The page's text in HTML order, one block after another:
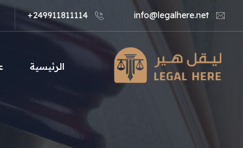
info@legalhere.net
249911811114+
الرئيسية